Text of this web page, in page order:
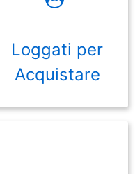
Loggati per
Acquistare